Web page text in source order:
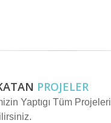
PROJELER
Yaptıgı Tüm Projeleri